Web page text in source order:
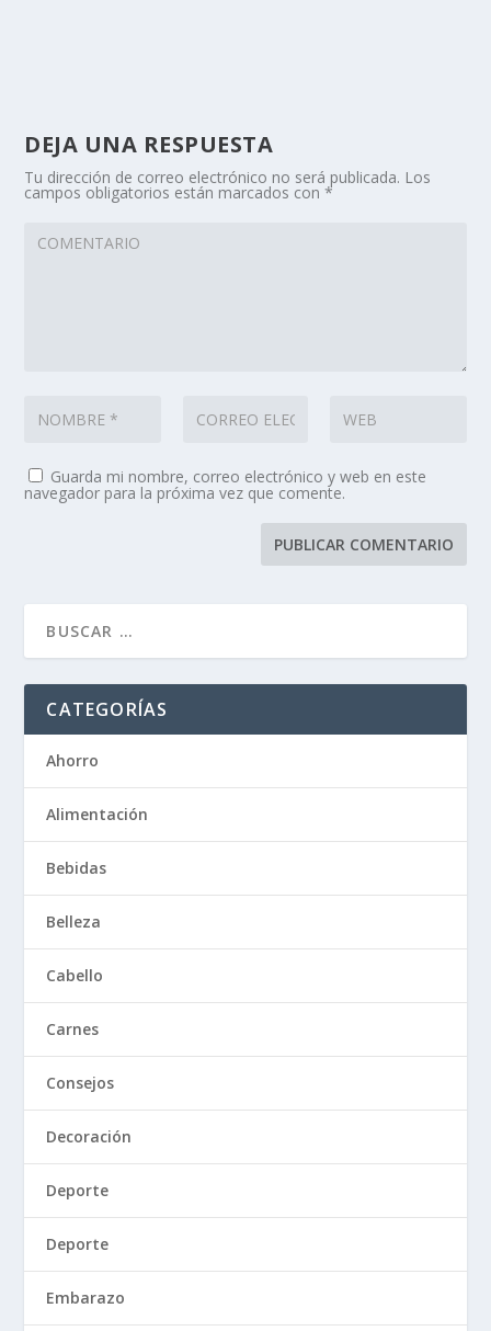
DEJA UNA RESPUESTA
Tu dirección de correo electrónico no será publicada. Los
campos obligatorios están marcados con*
Guarda mi nombre, correo electrónico y web en este
navegador para la próxima vez que comente.
CATEGORÍAS
Ahorro
Alimentación
Bebidas
Belleza
Cabello
Carnes
Consejos
Decoración
Deporte
Deporte
Embarazo